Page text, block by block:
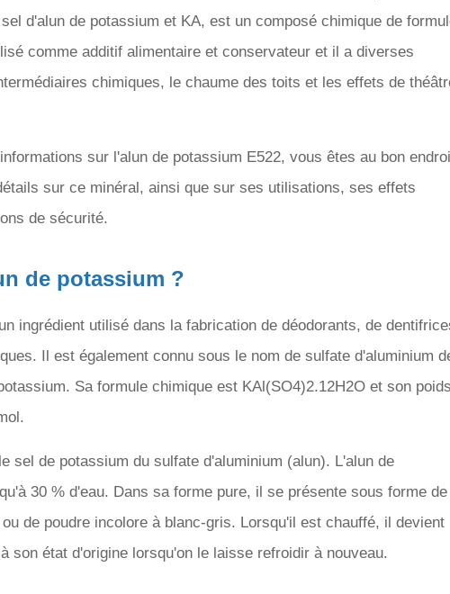
d'alun de potassium et KA, est un composé chimique de
comme additif alimentaire et conservateur et il a diverses
chimiques, le chaume des toits et les effets de
sur l'alun de potassium E522, vous êtes au bon
sur ce minéral, ainsi que sur ses utilisations, ses effets
de sécurité.
de potassium ?
ingrédient utilisé dans la fabrication de déodorants, de
Il est également connu sous le nom de sulfate d'aluminium
Sa formule chimique est KAl(SO4)2.12H2O et son poids
sel de potassium du sulfate d'aluminium (alun). L'alun de
30 % d'eau. Dans sa forme pure, il se présente sous forme de
de poudre incolore à blanc-gris. Lorsqu'il est chauffé, il devient
son état d'origine lorsqu'on le laisse refroidir à nouveau.